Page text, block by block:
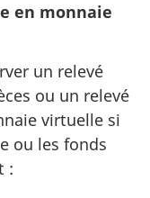
en monnaie
un relevé
ou un relevé
virtuelle si
ou les fonds
: